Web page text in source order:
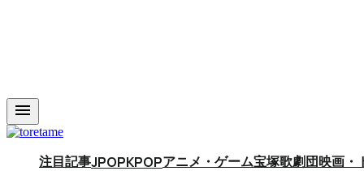
menu
注目記事JPOPKPOPアニメ・ゲーム宝塚歌劇団映画・